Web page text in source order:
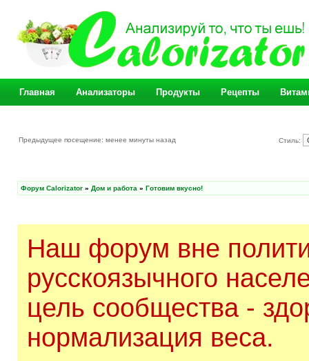
Главная Анализаторы Продукты Рецепты
Предыдущее посещение: менее минуты назад Стиль:
Форум Calorizator » Дом и работа » Готовим вкусно!
Наш форум вне
русскоязычного
цель сообщества -
нормализация веса.